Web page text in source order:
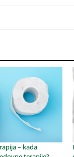
– kada